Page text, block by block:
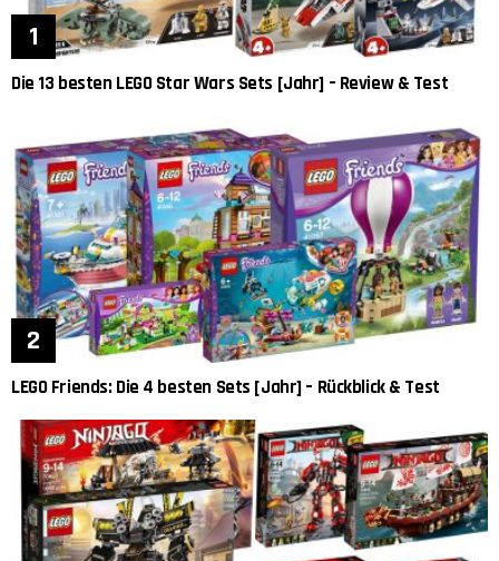
Die 13 besten LEGO Star Wars Sets [Jahr] – Review & Test
LEGO Friends: Die 4 besten Sets [Jahr] – Rückblick & Test